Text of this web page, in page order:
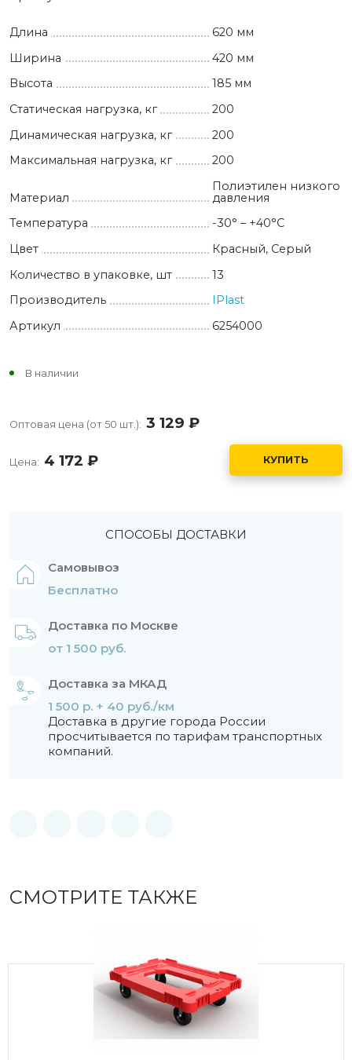
Длина
620 мм
Ширина
420 мм
Высота
185 мм
Статическая нагрузка, кг
200
Динамическая нагрузка, кг
200
Максимальная нагрузка, кг
200
Материал
Полиэтилен низкого
давления
Температура
-30° – +40°С
Цвет
Красный, Серый
Количество в упаковке, шт
13
Производитель
IPlast
Артикул
6254000
В наличии
Оптовая цена (от 50 шт.): 3 129
Цена: 4 172 КУПИТЬ
СПОСОБЫ ДОСТАВКИ
Самовывоз
Бесплатно
Доставка по Москве
от 1 500 руб.
Доставка за МКАД
1 500 р. + 40 руб./км
Доставка в другие города России
просчитывается по тарифам транспортных
компаний.
СМОТРИТЕ ТАКЖЕ